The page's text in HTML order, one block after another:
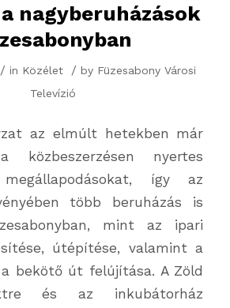
nagyberuházások
/ in Közélet / by Füzesabony Városi
Televízió
az elmúlt hetekben már
közbeszerzésen nyertes
így az
több beruházás is
mint az ipari
útépítése, valamint a
a bekötő út felújítása. A Zöld
és az inkubátorház